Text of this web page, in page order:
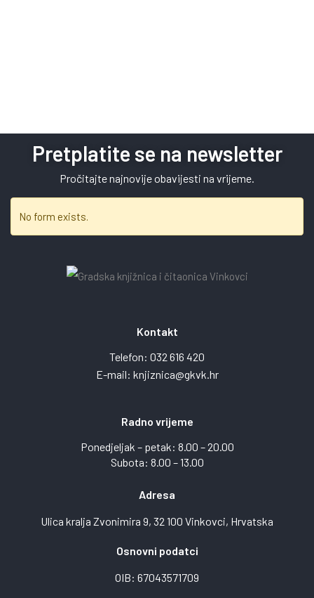
Pretplatite se na newsletter
Pročitajte najnovije obavijesti na vrijeme.
No form exists.
Kontakt
Telefon: 032 616 420
E-mail: knjiznica@gkvk.hr
Radno vrijeme
Ponedjeljak – petak: 8.00 – 20.00
Subota: 8.00 – 13.00
Adresa
Ulica kralja Zvonimira 9, 32 100 Vinkovci, Hrvatska
Osnovni podatci
OIB: 67043571709